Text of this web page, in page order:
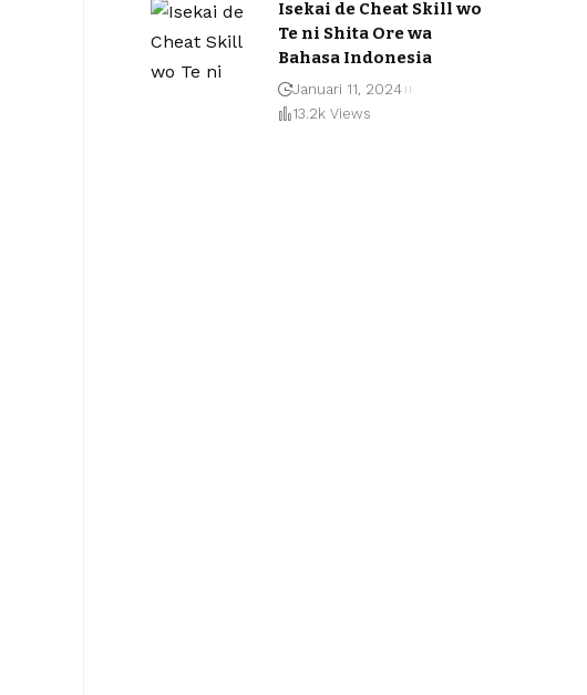
Isekai de Cheat Skill wo
Te ni Shita Ore wa
Bahasa Indonesia
Januari 11, 2024
13.2k Views